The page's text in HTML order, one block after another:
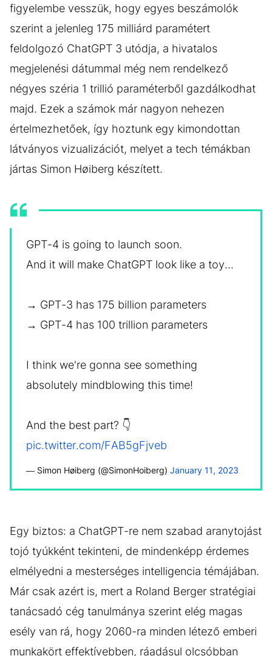
figyelembe vesszük, hogy egyes beszámolók
szerint a jelenleg 175 milliárd paramétert
feldolgozó ChatGPT 3 utódja, a hivatalos
megjelenési dátummal még nem rendelkező
négyes széria 1 trillió paraméterből gazdálkodhat
majd. Ezek a számok már nagyon nehezen
értelmezhetőek, így hoztunk egy kimondottan
látványos vizualizációt, melyet a tech témákban
jártas Simon Høiberg készített.
GPT-4 is going to launch soon.
And it will make ChatGPT look like a toy...
→ GPT-3 has 175 billion parameters
→ GPT-4 has 100 trillion parameters
I think we're gonna see something
absolutely mindblowing this time!
And the best part? 👇
pic.twitter.com/FAB5gFjveb
— Simon Høiberg (@SimonHoiberg) January 11, 2023
Egy biztos: a ChatGPT-re nem szabad aranytojást
tojó tyúkként tekinteni, de mindenképp érdemes
elmélyedni a mesterséges intelligencia témájában.
Már csak azért is, mert a Roland Berger stratégiai
tanácsadó cég tanulmánya szerint elég magas
esély van rá, hogy 2060-ra minden létező emberi
munkakört effektívebben, ráadásul olcsóbban